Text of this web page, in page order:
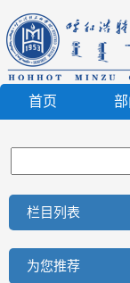
首页
栏目列表
为您推荐